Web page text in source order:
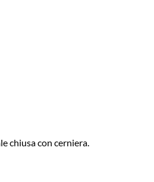
chiusa con cerniera.